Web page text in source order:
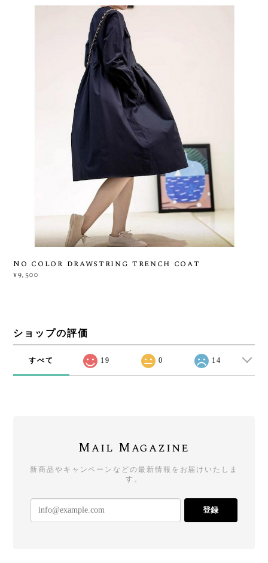
No color drawstring trench coat
¥9,500
ショップの評価
すべて 19 0 14
Mail Magazine
新商品やキャンペーンなどの最新情報をお届けいたしま
す。
登録